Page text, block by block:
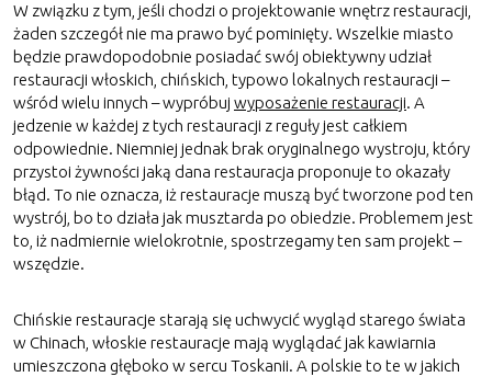
W związku z tym, jeśli chodzi o projektowanie wnętrz restauracji,
żaden szczegół nie ma prawo być pominięty. Wszelkie miasto
będzie prawdopodobnie posiadać swój obiektywny udział
restauracji włoskich, chińskich, typowo lokalnych restauracji –
wśród wielu innych – wypróbuj wyposażenie restauracji. A
jedzenie w każdej z tych restauracji z reguły jest całkiem
odpowiednie. Niemniej jednak brak oryginalnego wystroju, który
przystoi żywności jaką dana restauracja proponuje to okazały
błąd. To nie oznacza, iż restauracje muszą być tworzone pod ten
wystrój, bo to działa jak musztarda po obiedzie. Problemem jest
to, iż nadmiernie wielokrotnie, spostrzegamy ten sam projekt –
wszędzie.
Chińskie restauracje starają się uchwycić wygląd starego świata
w Chinach, włoskie restauracje mają wyglądać jak kawiarnia
umieszczona głęboko w sercu Toskanii. A polskie to te w jakich